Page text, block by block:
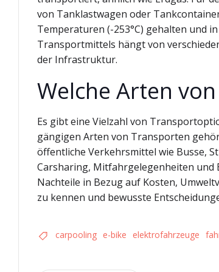
von Tanklastwagen oder
Temperaturen (-253°C) gehalten und
Transportmittels hängt von
der Infrastruktur.
Welche Arten
Es gibt eine Vielzahl von
gängigen Arten von Transporten
öffentliche Verkehrsmittel wie Busse,
Carsharing, Mitfahrgelegenheiten und
Nachteile in Bezug auf Kosten,
zu kennen und bewusste
carpooling e-bike elektrofahrzeuge